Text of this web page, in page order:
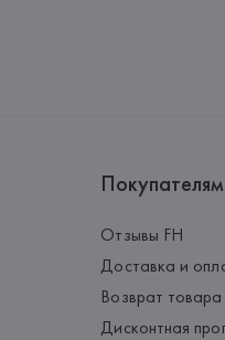
Покупателям
Отзывы FH
Доставка и
Возврат товара
Дисконтная